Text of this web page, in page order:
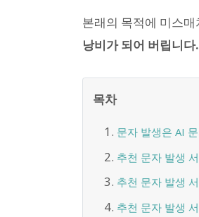
본래의 목적에 미스
낭비가 되어 버립니다.
목차
문자 발생은 AI
추천 문자 발생
추천 문자 발생
추천 문자 발생